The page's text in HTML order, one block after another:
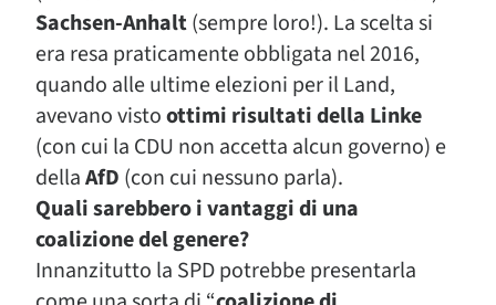
Sachsen-Anhalt(sempre loro!). La scelta si
era resa praticamente obbligata nel 2016,
quando alle ultime elezioni per il Land,
avevano vistoottimi risultati della Linke
(con cui la CDU non accetta alcun governo) e
dellaAfD (con cui nessuno parla).
Quali sarebbero i vantaggi di una
coalizione del genere?
Innanzitutto la SPD potrebbe presentarla